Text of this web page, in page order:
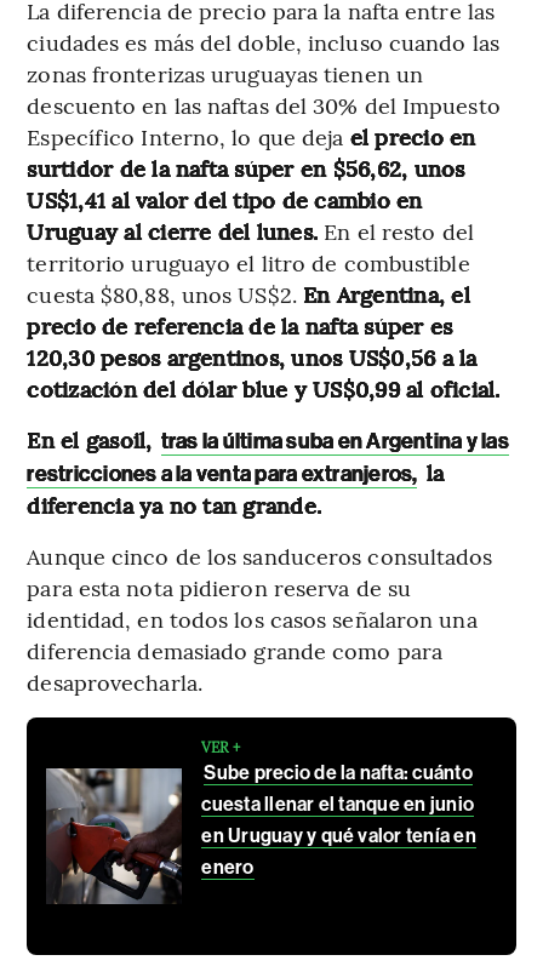
La diferencia de precio para la nafta entre las
ciudades es más del doble, incluso cuando las
zonas fronterizas uruguayas tienen un
descuento en las naftas del 30% del Impuesto
Específico Interno, lo que deja el precio en
surtidor de la nafta súper en $56,62, unos
US$1,41 al valor del tipo de cambio en
Uruguay al cierre del lunes. En el resto del
territorio uruguayo el litro de combustible
cuesta $80,88, unos US$2. En Argentina, el
precio de referencia de la nafta súper es
120,30 pesos argentinos, unos US$0,56 a la
cotización del dólar blue y US$0,99 al oficial.
En el gasoil, tras la última suba en Argentina y las
restricciones a la venta para extranjeros, la
diferencia ya no tan grande.
Aunque cinco de los sanduceros consultados
para esta nota pidieron reserva de su
identidad, en todos los casos señalaron una
diferencia demasiado grande como para
desaprovecharla.
VER +
Sube precio de la nafta: cuánto
cuesta llenar el tanque en junio
en Uruguay y qué valor tenía en
enero